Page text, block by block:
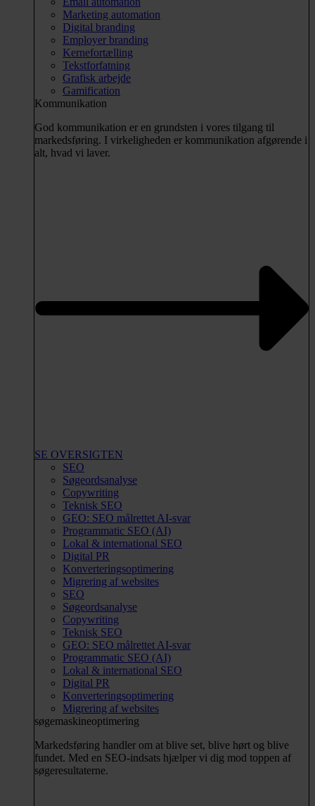
Marketing automation
Digital branding
Employer branding
Kernefortælling
Tekstforfatning
Grafisk arbejde
Gamification
Kommunikation
God kommunikation er en grundsten i vores tilgang til
markedsføring. I virkeligheden er kommunikation afgørende i
alt, hvad vi laver.
SE OVERSIGTEN
SEO
Søgeordsanalyse
Copywriting
Teknisk SEO
GEO: SEO målrettet AI-svar
Programmatic SEO (AI)
Lokal & international SEO
Digital PR
Konverteringsoptimering
Migrering af websites
SEO
Søgeordsanalyse
Copywriting
Teknisk SEO
GEO: SEO målrettet AI-svar
Programmatic SEO (AI)
Lokal & international SEO
Digital PR
Konverteringsoptimering
Migrering af websites
søgemaskineoptimering
Markedsføring handler om at blive set, blive hørt og blive
fundet. Med en SEO-indsats hjælper vi dig mod toppen af
søgeresultaterne.